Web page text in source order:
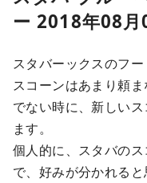
ー 2018年08月
スタバーックスのフー
スコーンはあまり頼
でない時に、新しい
ます。
個人的に、スタバの
で、好みが分かれる